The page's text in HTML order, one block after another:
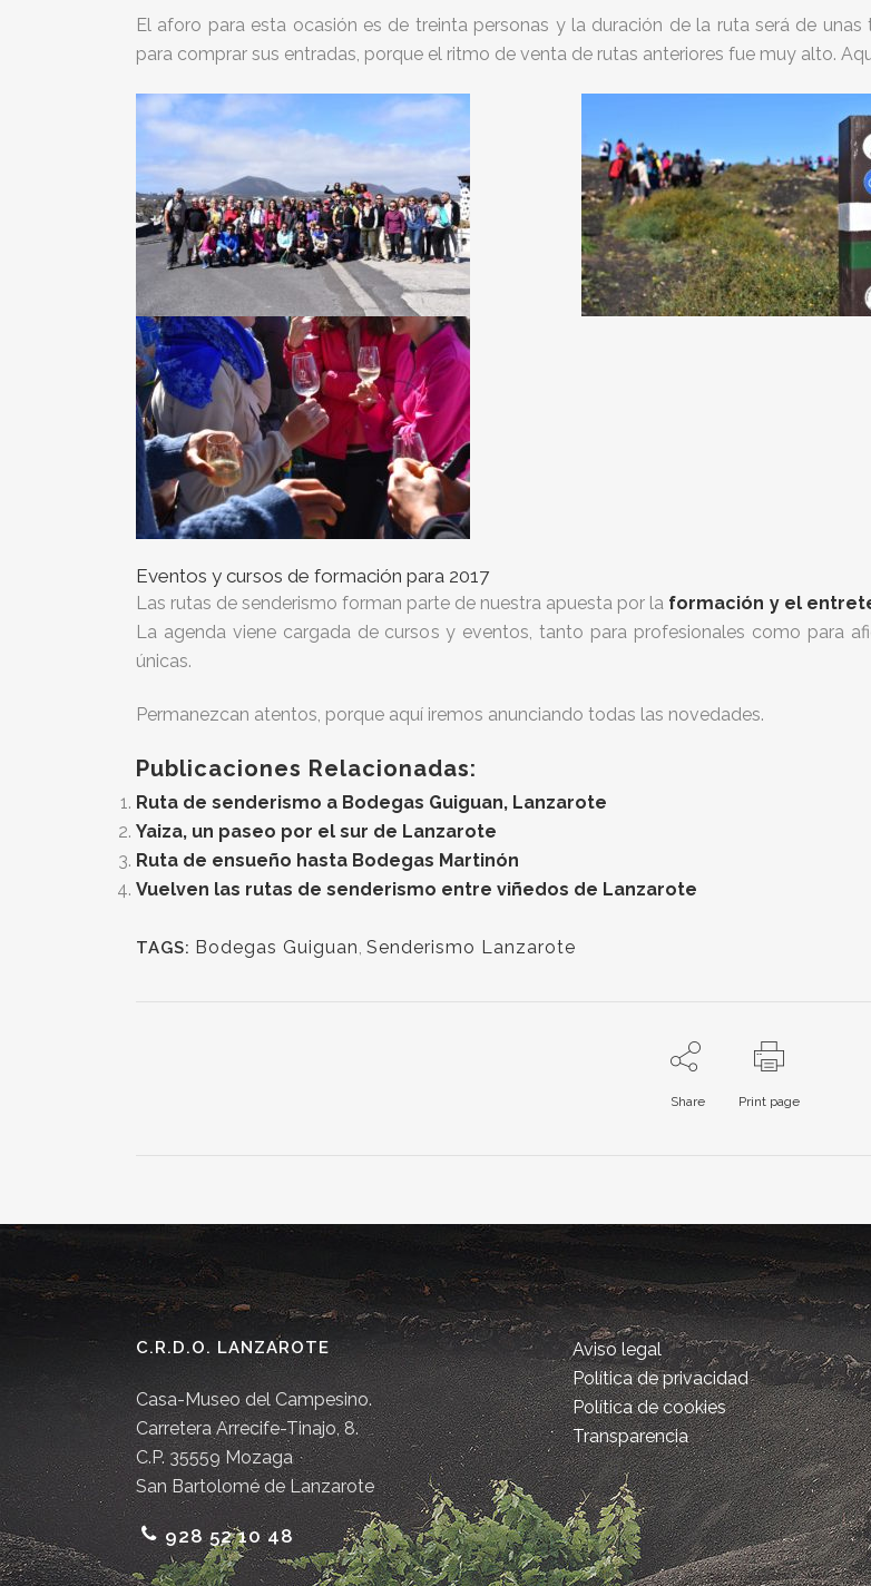
El aforo para esta ocasión es de treinta personas y la duración de la ruta será de
para comprar sus entradas, porque el ritmo de venta de rutas anteriores fue muy alto.
Eventos y cursos de formación para 2017
Las rutas de senderismo forman parte de nuestra apuesta por la formación y el
La agenda viene cargada de cursos y eventos, tanto para profesionales como para
únicas.
Permanezcan atentos, porque aquí iremos anunciando todas las novedades.
Publicaciones Relacionadas:
Ruta de senderismo a Bodegas Guiguan, Lanzarote
Yaiza, un paseo por el sur de Lanzarote
Ruta de ensueño hasta Bodegas Martinón
Vuelven las rutas de senderismo entre viñedos de Lanzarote
TAGS: Bodegas Guiguan, Senderismo Lanzarote
Share Print page
C.R.D.O. LANZAROTE
Casa-Museo del Campesino.
Carretera Arrecife-Tinajo, 8.
C.P. 35559 Mozaga
San Bartolomé de Lanzarote
928 52 10 48
Aviso legal
Política de privacidad
Política de cookies
Transparencia